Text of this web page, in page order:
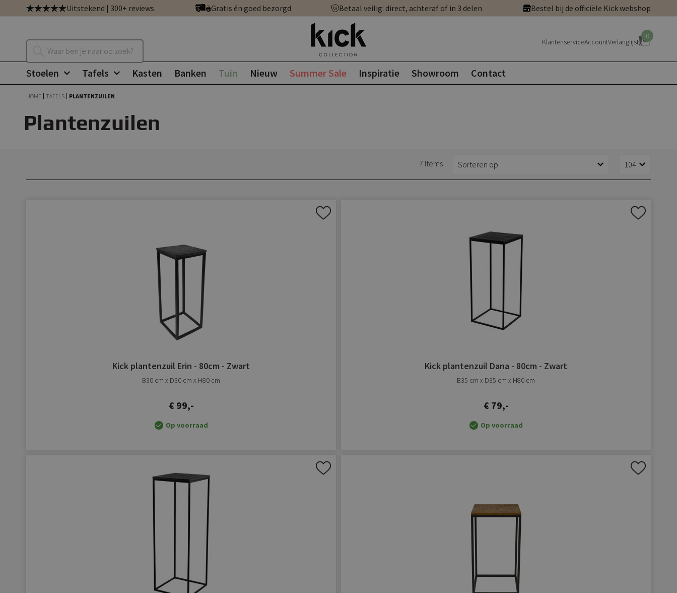
Ga
direct
naar
inhoud
Uitstekend | 300+ reviews Gratis én goed bezorgd Betaal veilig: direct, achteraf of in 3 delen Bestel bij de officiële Kick webshop
Zoeken
KlantenserviceAccountVerlanglijst
0
Stoelen Tafels Kasten Banken Tuin Nieuw Summer Sale Inspiratie Showroom Contact
HOME TAFELS PLANTENZUILEN
Plantenzuilen
7 Items
Kick plantenzuil Erin - 80cm - Zwart
B30 cm x D30 cm x H80 cm
€ 99,-
Op voorraad
Kick plantenzuil Dana - 80cm - Zwart
B35 cm x D35 cm x H80 cm
€ 79,-
Op voorraad